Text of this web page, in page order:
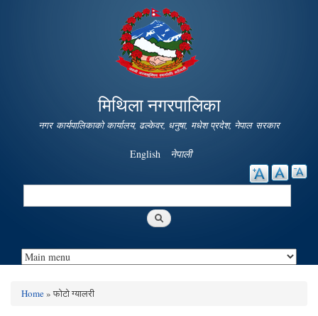
Skip to
main
content
मिथिला नगरपालिका
नगर कार्यपालिकाको कार्यालय, ढल्केवर, धनुषा, मधेश प्रदेश, नेपाल सरकार
English नेपाली
Search
Home» फोटो ग्यालरी